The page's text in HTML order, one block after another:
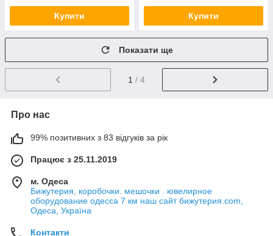
Купити Купити
Показати ще
1 / 4
Про нас
99% позитивних з 83 відгуків за рік
Працює з 25.11.2019
м. Одеса
Бижутерия, коробочки. мешочки . ювелирное
оборудование одесса 7 км наш сайт бижутерия.com,
Одеса, Україна
Контакти